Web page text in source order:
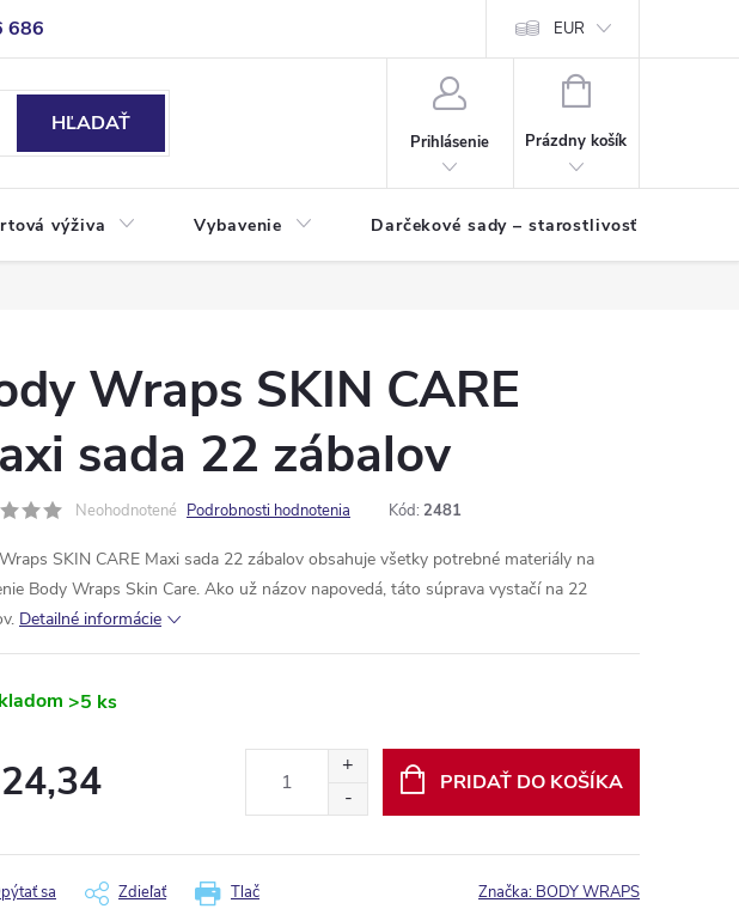
686 EUR
HĽADAŤ
Prihlásenie
NÁKUPNÝ
Prázdny košík
výživa Vybavenie Darčekové sady – starostlivosť o pleť a
Wraps SKIN CARE
sada 22 zábalov
Neohodnotené Podrobnosti hodnotenia Kód: 2481
SKIN CARE Maxi sada 22 zábalov obsahuje všetky potrebné materiály na
Body Wraps Skin Care. Ako už názov napovedá, táto súprava vystačí na 22
Detailné informácie
>5 ks
PRIDAŤ DO KOŠÍKA
Tlač
sa Zdieľať Značka: BODY WRAPS